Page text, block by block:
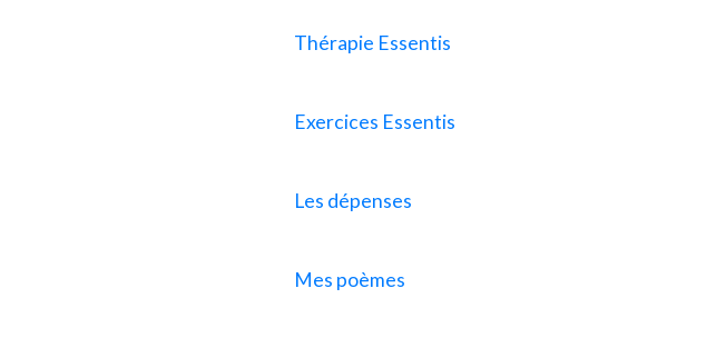
Thérapie Essentis
Exercices Essentis
Les dépenses
Mes poèmes